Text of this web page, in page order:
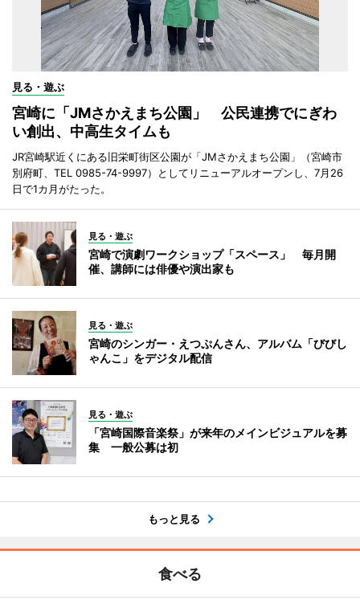
見る・遊ぶ
宮崎に「JMさかえまち公園」 公民連携でにぎわ
い創出、中高生タイムも
JR宮崎駅近くにある旧栄町街区公園が「JMさかえまち公園」（宮崎市
別府町、TEL 0985-74-9997）としてリニューアルオープンし、7月26
日で1カ月がたった。
見る・遊ぶ
宮崎で演劇ワークショップ「スペース」 毎月開
催、講師には俳優や演出家も
見る・遊ぶ
宮崎のシンガー・えつぷんさん、アルバム「びびし
ゃんこ」をデジタル配信
見る・遊ぶ
「宮崎国際音楽祭」が来年のメインビジュアルを募
集 一般公募は初
もっと見る
食べる